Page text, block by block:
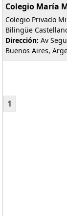
Colegio María
Colegio Privado
Bilingüe
Dirección: Av
Buenos Aires,
1